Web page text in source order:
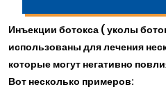
Инъекции ботокса ( уколы
использованы для лечения
которые могут негативно
Вот несколько примеров: